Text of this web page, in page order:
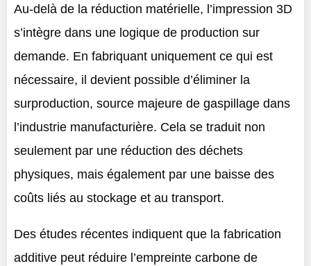
Au-delà de la réduction matérielle, l’impression 3D
s’intègre dans une logique de production sur
demande. En fabriquant uniquement ce qui est
nécessaire, il devient possible d’éliminer la
surproduction, source majeure de gaspillage dans
l’industrie manufacturière. Cela se traduit non
seulement par une réduction des déchets
physiques, mais également par une baisse des
coûts liés au stockage et au transport.
Des études récentes indiquent que la fabrication
additive peut réduire l’empreinte carbone de